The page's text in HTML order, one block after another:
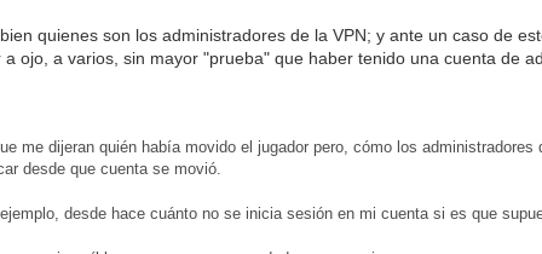
quienes son los administradores de la VPN; y ante un caso de
ojo, a varios, sin mayor "prueba" que haber tenido una cuenta de
me dijeran quién había movido el jugador pero, cómo los
desde que cuenta se movió.
desde hace cuánto no se inicia sesión en mi cuenta si es que